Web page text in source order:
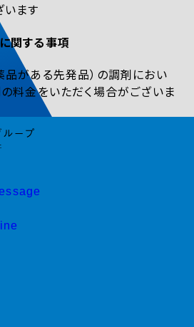
ます
関する事項
がある先発品）の調剤におい
料金をいただく場合がございま